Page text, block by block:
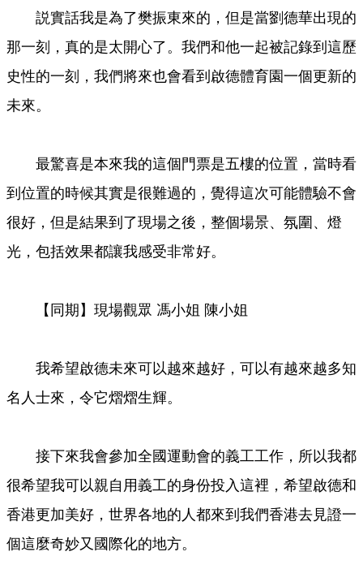
説實話我是為了樊振東來的，但是當劉德華出現的
那一刻，真的是太開心了。我們和他一起被記錄到這歷
史性的一刻，我們將來也會看到啟德體育園一個更新的
未來。
最驚喜是本來我的這個門票是五樓的位置，當時看
到位置的時候其實是很難過的，覺得這次可能體驗不會
很好，但是結果到了現場之後，整個場景、氛圍、燈
光，包括效果都讓我感受非常好。
【同期】現場觀眾 馮小姐 陳小姐
我希望啟德未來可以越來越好，可以有越來越多知
名人士來，令它熠熠生輝。
接下來我會參加全國運動會的義工工作，所以我都
很希望我可以親自用義工的身份投入這裡，希望啟德和
香港更加美好，世界各地的人都來到我們香港去見證一
個這麼奇妙又國際化的地方。